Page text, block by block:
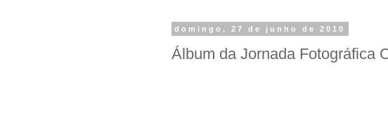
domingo, 27 de junho de 2010
Álbum da Jornada Fotográfica